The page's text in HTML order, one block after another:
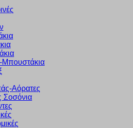
Μπουστάκια
Αόρατες
Σοσόνια